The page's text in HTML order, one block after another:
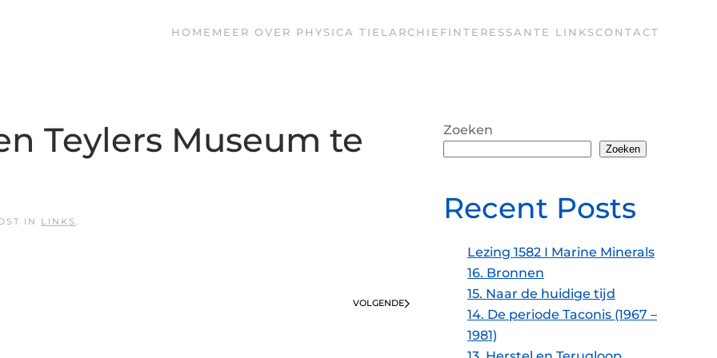
HOME MEER OVER PHYSICA TIEL ARCHIEFINTERESSANTE LINKSCONTACT
Teylers Museum te
IN LINKS .
VOLGENDE
Zoeken
Zoeken
Recent Posts
Lezing 1582 I Marine Minerals
16. Bronnen
15. Naar de huidige tijd
14. De periode Taconis (1967 –
1981)